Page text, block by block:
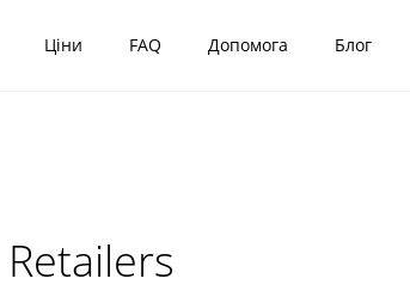
Ціни FAQ Допомога Блог